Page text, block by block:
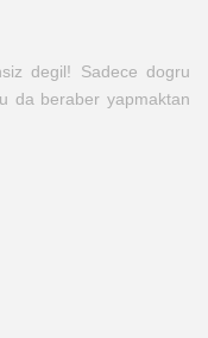
degil! Sadece dogru
da beraber yapmaktan